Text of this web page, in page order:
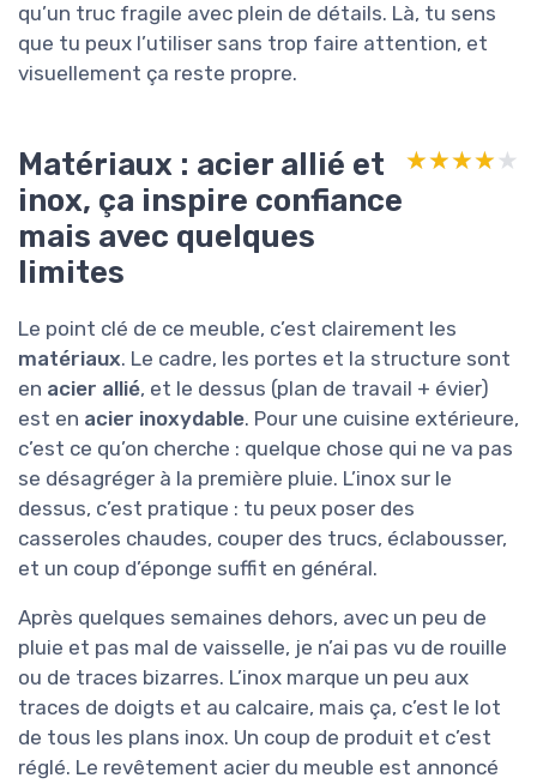
qu’un truc fragile avec plein de détails. Là, tu sens
que tu peux l’utiliser sans trop faire attention, et
visuellement ça reste propre.
Matériaux : acier allié et
inox, ça inspire confiance
mais avec quelques
limites
★★★★★
★★★★★
Le point clé de ce meuble, c’est clairement les
matériaux. Le cadre, les portes et la structure sont
en acier allié, et le dessus (plan de travail + évier)
est en acier inoxydable. Pour une cuisine extérieure,
c’est ce qu’on cherche : quelque chose qui ne va pas
se désagréger à la première pluie. L’inox sur le
dessus, c’est pratique : tu peux poser des
casseroles chaudes, couper des trucs, éclabousser,
et un coup d’éponge suffit en général.
Après quelques semaines dehors, avec un peu de
pluie et pas mal de vaisselle, je n’ai pas vu de rouille
ou de traces bizarres. L’inox marque un peu aux
traces de doigts et au calcaire, mais ça, c’est le lot
de tous les plans inox. Un coup de produit et c’est
réglé. Le revêtement acier du meuble est annoncé